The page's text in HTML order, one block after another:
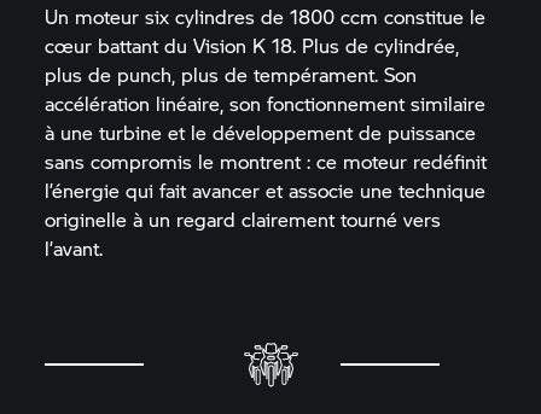
Un moteur six cylindres de 1800 ccm constitue le
cœur battant du Vision K 18. Plus de cylindrée,
plus de punch, plus de tempérament. Son
accélération linéaire, son fonctionnement similaire
à une turbine et le développement de puissance
sans compromis le montrent : ce moteur redéfinit
l’énergie qui fait avancer et associe une technique
originelle à un regard clairement tourné vers
l’avant.